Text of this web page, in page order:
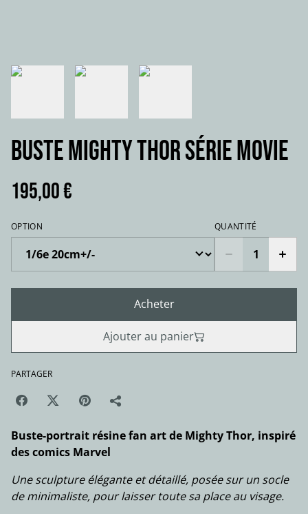
Buste MIGHTY THOR série movie
195,00 €
OPTION QUANTITÉ
Acheter
Ajouter au panier
PARTAGER
Buste-portrait résine fan art de Mighty Thor, inspiré
des comics Marvel
Une sculpture élégante et détaillé, posée sur un socle
de minimaliste, pour laisser toute sa place au visage.